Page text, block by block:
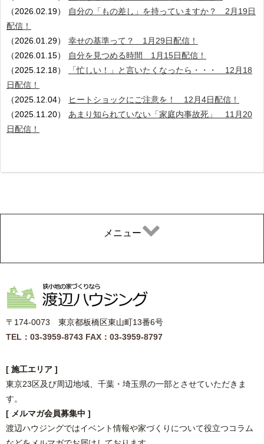
（2026.02.19）
自分の「もの差し」を持っていますか？ 2月19日
配信！
（2026.01.29）
幸せの基準って？ 1月29日配信！
（2026.01.15）
自分を見つめる時間 1月15日配信！
（2025.12.18）
「忙しい！」と言いたくなったら・・・ 12月18
日配信！
（2025.12.04）
ヒートショックにご注意を！ 12月4日配信！
（2025.11.20）
あまり知られていない「家庭内事故死」 11月20
日配信！
メニュー
〒174-0073 東京都板橋区東山町13番6号
TEL：03-3959-8743 FAX：03-3959-8797
[ 施工エリア ]
東京23区及び周辺地域、千葉・埼玉県の一部とさせていただきま
す。
[ メルマガ会員募集中 ]
渡辺ハウジングではイベント情報や家づくりについて役立つコラム